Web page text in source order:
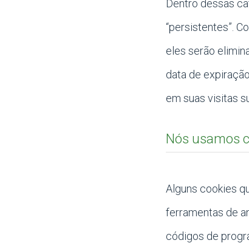
Dentro dessas
“persistentes”.
eles serão
data de
em suas visitas
Nós usamos
Alguns cookies
ferramentas de
códigos de